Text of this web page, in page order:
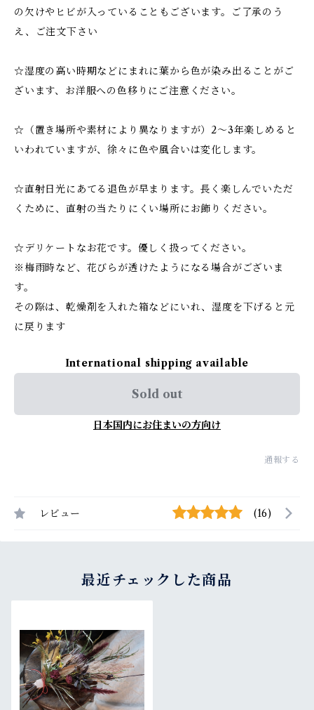
の欠けやヒビが入っていることもございます。ご了承のう
え、ご注文下さい
☆湿度の高い時期などにまれに葉から色が染み出ることがご
ざいます、お洋服への色移りにご注意ください。
☆（置き場所や素材により異なりますが）2～3年楽しめると
いわれていますが、徐々に色や風合いは変化します。
☆直射日光にあてる退色が早まります。長く楽しんでいただ
くために、直射の当たりにくい場所にお飾りください。
☆デリケートなお花です。優しく扱ってください。
※梅雨時など、花びらが透けたようになる場合がございま
す。
その際は、乾燥剤を入れた箱などにいれ、湿度を下げると元
に戻ります
International shipping available
Sold out
日本国内にお住まいの方向け
通報する
レビュー (16)
最近チェックした商品